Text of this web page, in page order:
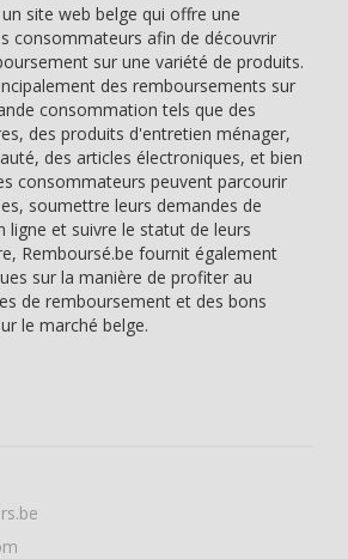
site web belge qui offre une
consommateurs afin de découvrir
sur une variété de produits.
des remboursements sur
consommation tels que des
des produits d'entretien ménager,
des articles électroniques, et bien
consommateurs peuvent parcourir
soumettre leurs demandes de
ligne et suivre le statut de leurs
Remboursé.be fournit également
sur la manière de profiter au
de remboursement et des bons
le marché belge.